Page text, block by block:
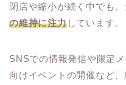
閉店や縮小が続く中でも
の維持に注力しています。
SNSでの情報発信や限定
向けイベントの開催など